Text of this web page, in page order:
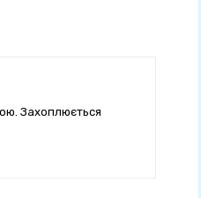
Захоплюється